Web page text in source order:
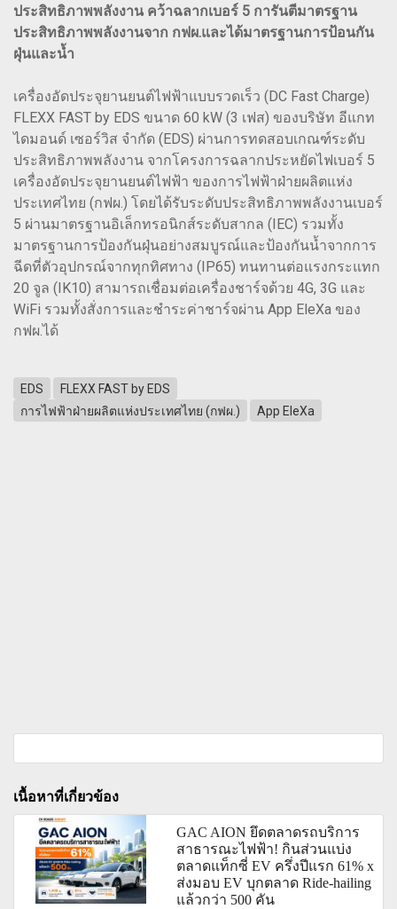
ประสิทธิภาพพลังงาน คว้าฉลากเบอร์ 5 การันตีมาตรฐาน
ประสิทธิภาพพลังงานจาก กฟผ.และได้มาตรฐานการป้อนกัน
ฝุ่นและน้ำ
เครื่องอัดประจุยานยนต์ไฟฟ้าแบบรวดเร็ว (DC Fast Charge)
FLEXX FAST by EDS ขนาด 60 kW (3 เฟส) ของบริษัท อีแกท
ไดมอนด์ เซอร์วิส จำกัด (EDS) ผ่านการทดสอบเกณฑ์ระดับ
ประสิทธิภาพพลังงาน จากโครงการฉลากประหยัดไฟเบอร์ 5
เครื่องอัดประจุยานยนต์ไฟฟ้า ของการไฟฟ้าฝ่ายผลิตแห่ง
ประเทศไทย (กฟผ.) โดยได้รับระดับประสิทธิภาพพลังงานเบอร์
5 ผ่านมาตรฐานอิเล็กทรอนิกส์ระดับสากล (IEC) รวมทั้ง
มาตรฐานการป้องกันฝุ่นอย่างสมบูรณ์และป้องกันน้ำจากการ
ฉีดที่ตัวอุปกรณ์จากทุกทิศทาง (IP65) ทนทานต่อแรงกระแทก
20 จูล (IK10) สามารถเชื่อมต่อเครื่องชาร์จด้วย 4G, 3G และ
WiFi รวมทั้งสั่งการและชำระค่าชาร์จผ่าน App EleXa ของ
กฟผ.ได้
EDS
FLEXX FAST by EDS
การไฟฟ้าฝ่ายผลิตแห่งประเทศไทย (กฟผ.)
App EleXa
เนื้อหาที่เกี่ยวข้อง
GAC AION ยึดตลาดรถบริการ
สาธารณะไฟฟ้า! กินส่วนแบ่ง
ตลาดแท็กซี่ EV ครึ่งปีแรก 61% x
ส่งมอบ EV บุกตลาด Ride-hailing
แล้วกว่า 500 คัน